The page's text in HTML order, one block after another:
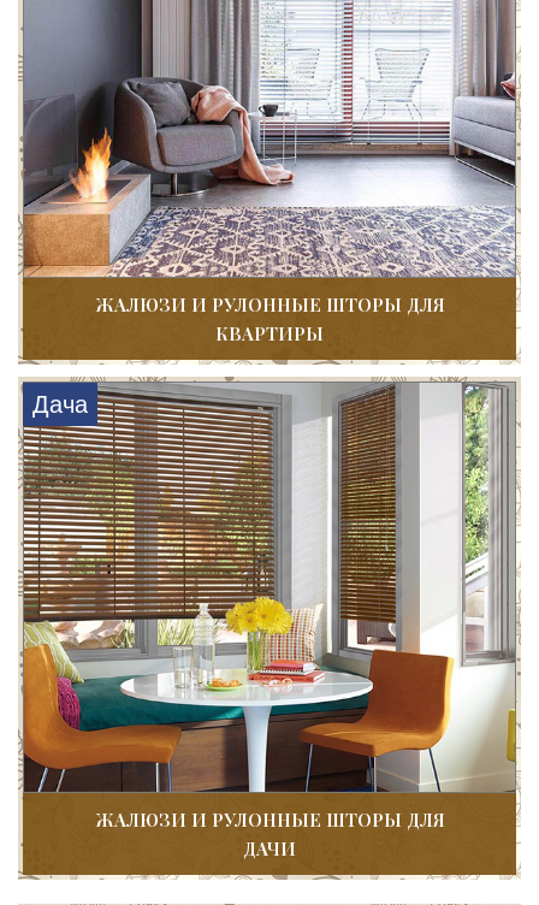
ЖАЛЮЗИ И РУЛОННЫЕ ШТОРЫ ДЛЯ
КВАРТИРЫ
Дача
ЖАЛЮЗИ И РУЛОННЫЕ ШТОРЫ ДЛЯ
ДАЧИ